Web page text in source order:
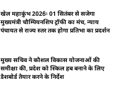
खेल महाकुंभ 2026ः 01 सितंबर से सजेगा
मुख्यमंत्री चौम्पियनशिप ट्रॉफी का मंच, न्याय
पंचायत से राज्य स्तर तक होगा प्रतिभा का प्रदर्शन
मुख्य सचिव ने कौशल विकास योजनाओं की
समीक्षा की, प्रदेश को स्किल हब बनाने के लिए
डैशबोर्ड तैयार करने के निर्देश